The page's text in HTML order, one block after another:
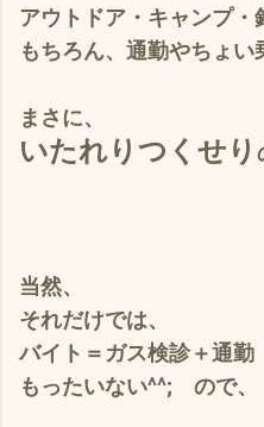
アウトドア・キャンプ・
もちろん、通勤やちょ
まさに、
いたれりつくせり
当然、
それだけでは、
バイト＝ガス検診＋通
もったいない^^; ので、